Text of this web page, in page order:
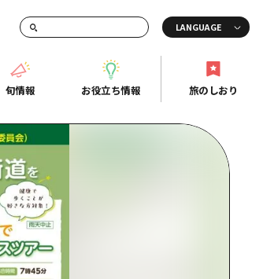
旬情報
お役立ち情報
ガイドブック
広島県の魅力を動画でご紹介！
よくあるご質問
メディア掲載情報
フォトダウンロード
旅のしおり